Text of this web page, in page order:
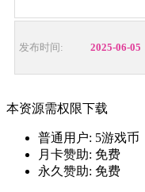
发布时间: 2025-06-05
本资源需权限下载
普通用户: 5游戏币
月卡赞助: 免费
永久赞助: 免费